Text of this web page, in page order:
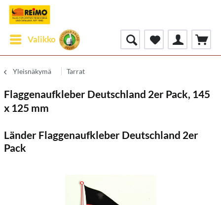
Valikko
Yleisnäkymä Tarrat
Flaggenaufkleber Deutschland 2er Pack, 145
x 125 mm
Länder Flaggenaufkleber Deutschland 2er
Pack